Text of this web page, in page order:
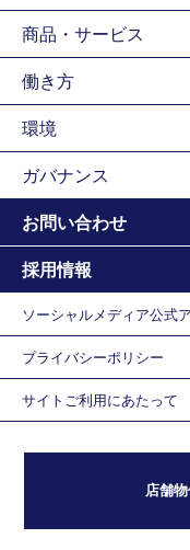
商品・サービス
働き方
環境
ガバナンス
お問い合わせ
採用情報
ソーシャルメディア公式
プライバシーポリシー
サイトご利用にあたって
店舗